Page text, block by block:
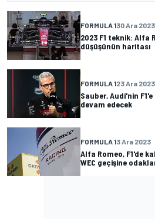
FORMULA 130 Ara 2023
2023 F1 teknik: Alfa
düşüşünün haritası
FORMULA 123 Ara 2023
Sauber, Audi'nin
devam edecek
FORMULA 13 Ara 2023
Alfa Romeo, F1'de
WEC geçişine